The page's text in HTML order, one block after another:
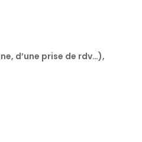
d’une prise de rdv…),